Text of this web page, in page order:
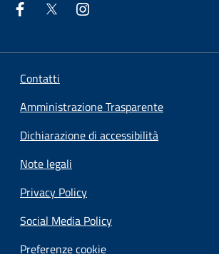
Contatti
Amministrazione Trasparente
Dichiarazione di accessibilità
Note legali
Privacy Policy
Social Media Policy
Preferenze cookie